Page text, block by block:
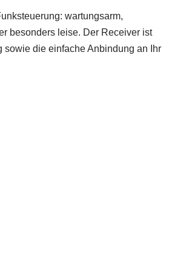
wartungsarm,
besonders leise. Der Receiver ist
sowie die einfache Anbindung an Ihr